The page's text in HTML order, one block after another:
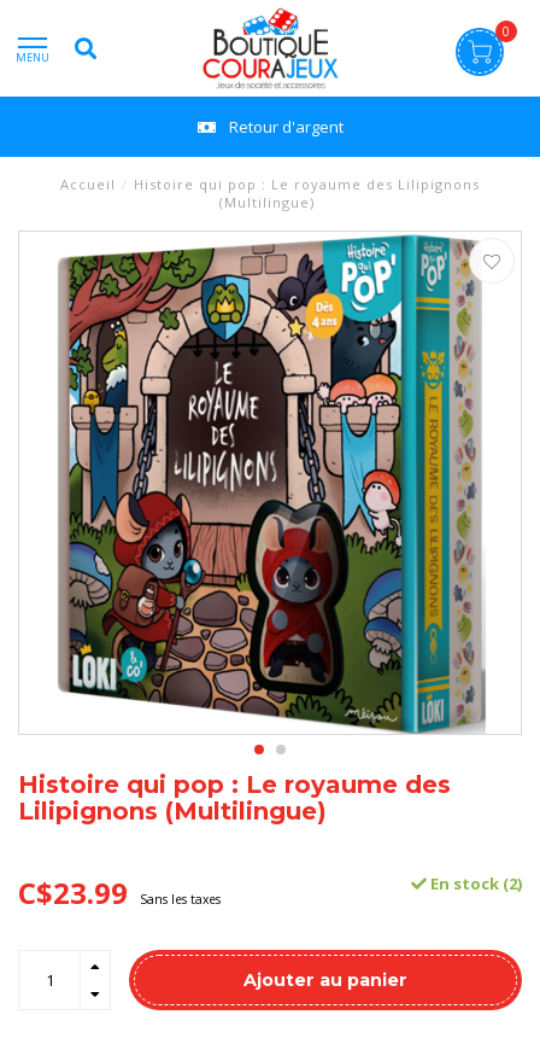
MENU
0
Retour d'argent
Accueil / Histoire qui pop : Le royaume des Lilipignons
(Multilingue)
Histoire qui pop : Le royaume des
Lilipignons (Multilingue)
C$23.99 Sans les taxes
En stock (2)
Ajouter au panier